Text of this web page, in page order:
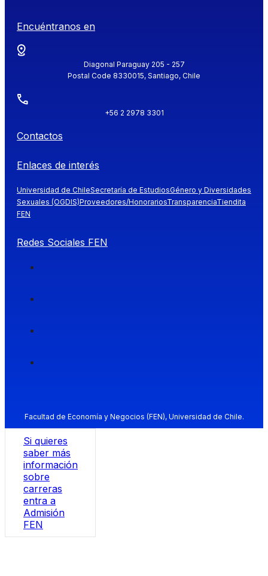
Encuéntranos en
Diagonal Paraguay 205 - 257
Postal Code 8330015, Santiago, Chile
+56 2 2978 3301
Contactos
Enlaces de interés
Universidad de ChileSecretaría de EstudiosGénero y Diversidades
Sexuales (OGDIS)Proveedores/HonorariosTransparenciaTiendita
FEN
Redes Sociales FEN
Facultad de Economía y Negocios (FEN), Universidad de Chile.
Si quieres
saber más
información
sobre
carreras
entra a
Admisión
FEN